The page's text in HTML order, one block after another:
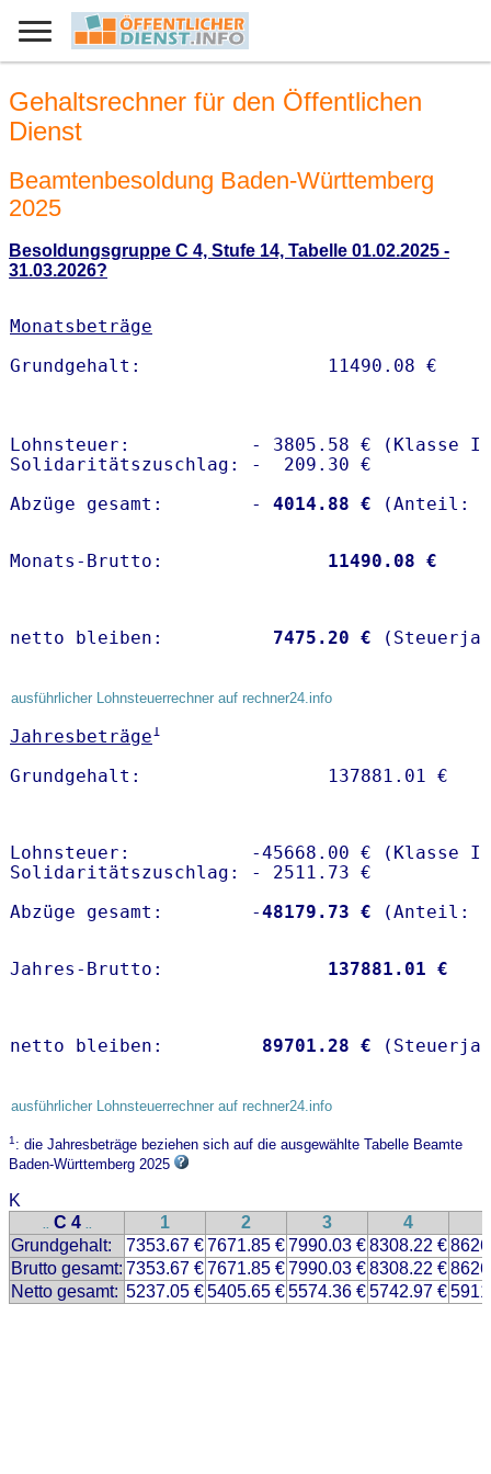
Gehaltsrechner für den Öffentlichen
Dienst
Beamtenbesoldung Baden-Württemberg
2025
Besoldungsgruppe C 4, Stufe 14, Tabelle 01.02.2025 -
31.03.2026?
Monatsbeträge
Lohnsteuer:           - 3805.58 € (Klasse I)
Solidaritätszuschlag: -  209.30 €
Abzüge gesamt:        -
4014.88 €
Monats-Brutto: 11490.08 €
netto bleiben: 7475.20 €
ausführlicher Lohnsteuerrechner auf rechner24.info
Jahresbeträge1
Lohnsteuer:           -45668.00 € (Klasse I)
Solidaritätszuschlag: - 2511.73 €
Abzüge gesamt:        -48179.73 €
Jahres-Brutto: 137881.01 €
netto bleiben: 89701.28 €
ausführlicher Lohnsteuerrechner auf rechner24.info
1: die Jahresbeträge beziehen sich auf die ausgewählte Tabelle Beamte
Baden-Württemberg 2025
K
.. C 4 .. 1 2 3 4
Grundgehalt:
7353.67 €7671.85 €7990.03 €8308.22 €
Brutto gesamt: 7353.67 €7671.85 €7990.03 €8308.22 €
Netto gesamt: 5237.05 €5405.65 €5574.36 €5742.97 €